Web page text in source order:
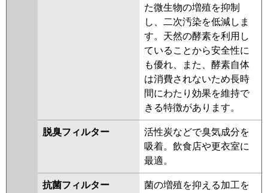
た微生物の増殖を抑制
し、二次汚染を低減しま
す。天然の酵素を利用し
ていることから安全性に
も優れ、また、酵素自体
は消費されないため長時
間にわたり効果を維持で
きる特徴があります。
脱臭フィルター
活性炭などで臭気成分を
吸着。飲食店や更衣室に
最適。
抗菌フィルター
菌の増殖を抑える加工を